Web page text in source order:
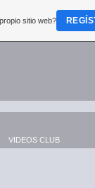
VIDEOS CLUB
sitio web?